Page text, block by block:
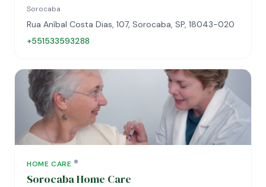
Sorocaba
Rua Aníbal Costa Dias, 107, Sorocaba, SP, 18043-020
+551533593288
HOME CARE
Sorocaba Home Care